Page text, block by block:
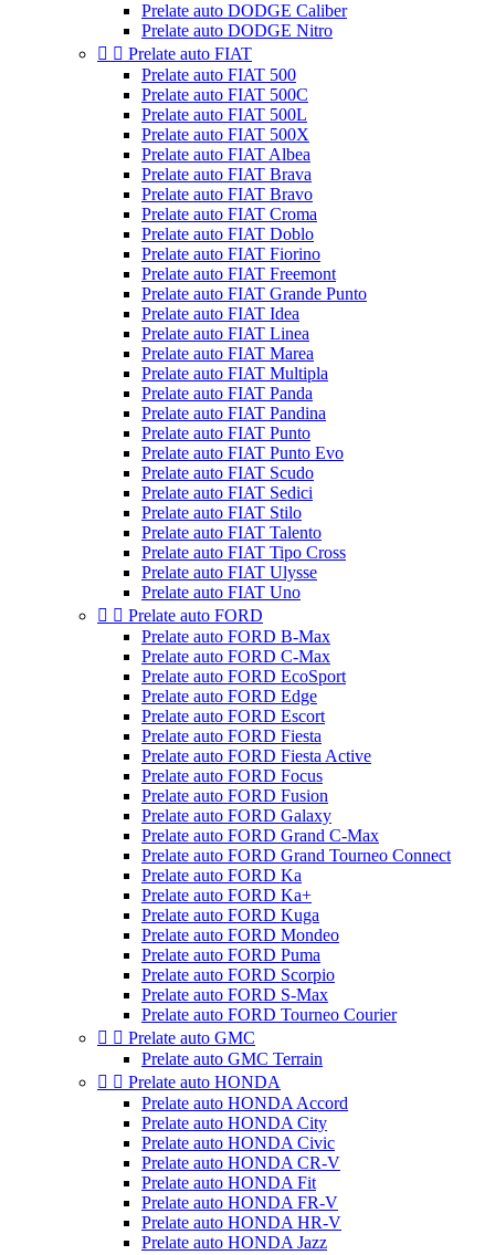
Prelate auto DODGE Caliber
Prelate auto DODGE Nitro
  Prelate auto FIAT
Prelate auto FIAT 500
Prelate auto FIAT 500C
Prelate auto FIAT 500L
Prelate auto FIAT 500X
Prelate auto FIAT Albea
Prelate auto FIAT Brava
Prelate auto FIAT Bravo
Prelate auto FIAT Croma
Prelate auto FIAT Doblo
Prelate auto FIAT Fiorino
Prelate auto FIAT Freemont
Prelate auto FIAT Grande Punto
Prelate auto FIAT Idea
Prelate auto FIAT Linea
Prelate auto FIAT Marea
Prelate auto FIAT Multipla
Prelate auto FIAT Panda
Prelate auto FIAT Pandina
Prelate auto FIAT Punto
Prelate auto FIAT Punto Evo
Prelate auto FIAT Scudo
Prelate auto FIAT Sedici
Prelate auto FIAT Stilo
Prelate auto FIAT Talento
Prelate auto FIAT Tipo Cross
Prelate auto FIAT Ulysse
Prelate auto FIAT Uno
  Prelate auto FORD
Prelate auto FORD B-Max
Prelate auto FORD C-Max
Prelate auto FORD EcoSport
Prelate auto FORD Edge
Prelate auto FORD Escort
Prelate auto FORD Fiesta
Prelate auto FORD Fiesta Active
Prelate auto FORD Focus
Prelate auto FORD Fusion
Prelate auto FORD Galaxy
Prelate auto FORD Grand C-Max
Prelate auto FORD Grand Tourneo Connect
Prelate auto FORD Ka
Prelate auto FORD Ka+
Prelate auto FORD Kuga
Prelate auto FORD Mondeo
Prelate auto FORD Puma
Prelate auto FORD Scorpio
Prelate auto FORD S-Max
Prelate auto FORD Tourneo Courier
  Prelate auto GMC
Prelate auto GMC Terrain
  Prelate auto HONDA
Prelate auto HONDA Accord
Prelate auto HONDA City
Prelate auto HONDA Civic
Prelate auto HONDA CR-V
Prelate auto HONDA Fit
Prelate auto HONDA FR-V
Prelate auto HONDA HR-V
Prelate auto HONDA Jazz